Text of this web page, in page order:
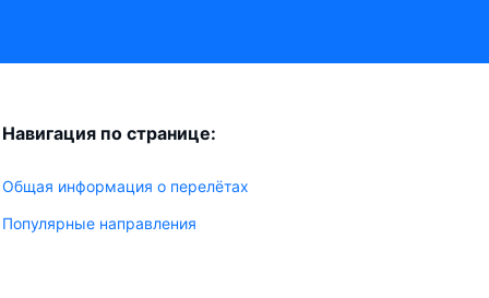
Навигация по странице:
Общая информация о перелётах
Популярные направления